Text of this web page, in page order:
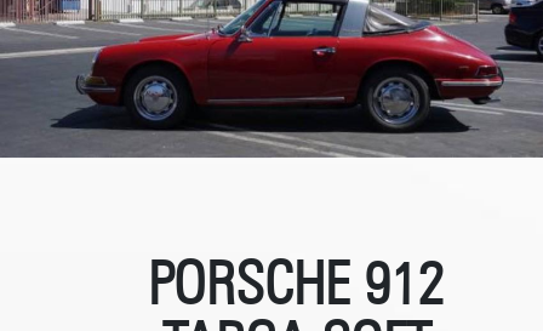
PORSCHE 912